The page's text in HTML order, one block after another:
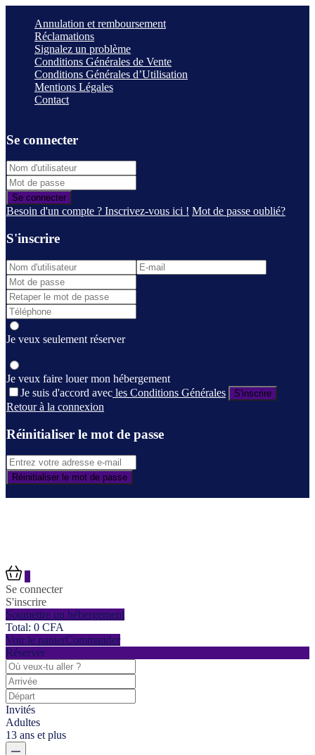
Annulation et remboursement
Réclamations
Signalez un problème
Conditions Générales de Vente
Conditions Générales d’Utilisation
Mentions Légales
Contact
Se connecter
Se connecter
Besoin d'un compte ? Inscrivez-vous ici ! Mot de passe oublié?
S'inscrire
Je veux seulement réserver
Je veux faire louer mon hébergement
Je suis d'accord avec les Conditions Générales S'inscrire
Retour à la connexion
Réinitialiser le mot de passe
Réinitialiser le mot de passe
Se connecter
S'inscrire
Soumettre un hébergement
Total: 0 CFA
Voir le panierCommander
Réserver
Invités
Adultes
13 ans et plus